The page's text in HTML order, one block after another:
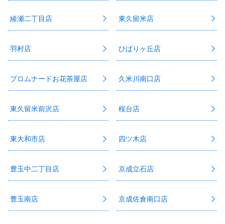
綾瀬二丁目店 東久留米店
羽村店 ひばりヶ丘店
プロムナードお花茶屋店 久米川南口店
東久留米前沢店 桜台店
東大和市店 四ツ木店
豊玉中二丁目店 京成立石店
豊玉南店 京成佐倉南口店